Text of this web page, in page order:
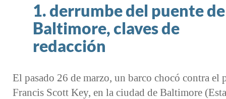
1. derrumbe del puente de
Baltimore, claves de
redacción
El pasado 26 de marzo, un barco chocó contra el
Francis Scott Key, en la ciudad de Baltimore